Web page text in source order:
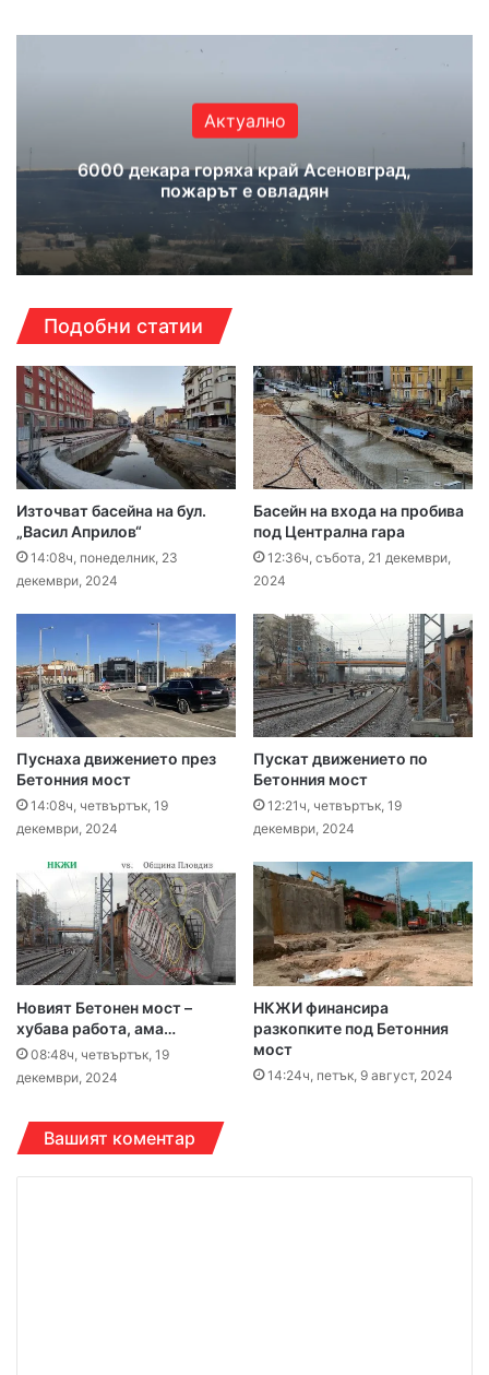
Актуално
6000 декара горяха край Асеновград,
пожарът е овладян
Подобни статии
Източват басейна на бул.
„Васил Априлов“
14:08ч, понеделник, 23
декември, 2024
Басейн на входа на пробива
под Централна гара
12:36ч, събота, 21 декември,
2024
Пуснаха движението през
Бетонния мост
14:08ч, четвъртък, 19
декември, 2024
Пускат движението по
Бетонния мост
12:21ч, четвъртък, 19
декември, 2024
Новият Бетонен мост –
хубава работа, ама…
08:48ч, четвъртък, 19
декември, 2024
НКЖИ финансира
разкопките под Бетонния
мост
14:24ч, петък, 9 август, 2024
Вашият коментар